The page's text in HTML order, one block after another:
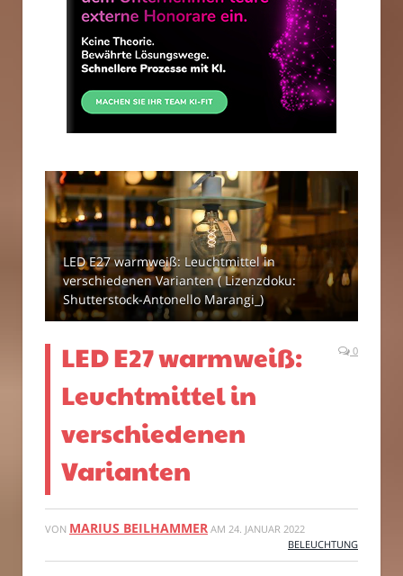
LED E27 warmweiß: Leuchtmittel in
verschiedenen Varianten ( Lizenzdoku:
Shutterstock-Antonello Marangi_)
LED E27 warmweiß:
Leuchtmittel in
verschiedenen
Varianten
0
VON MARIUS BEILHAMMER AM 24. JANUAR 2022
BELEUCHTUNG